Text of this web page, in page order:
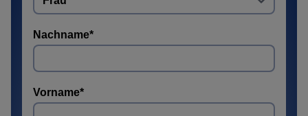
Nachname*
Vorname*